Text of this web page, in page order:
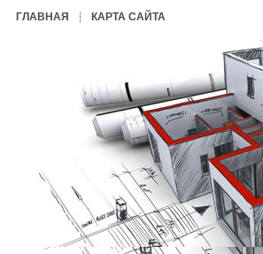
ГЛАВНАЯ КАРТА САЙТА